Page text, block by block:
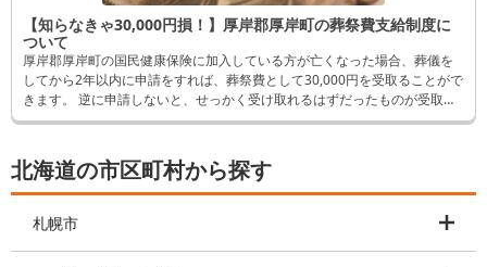
【知らなきゃ30,000円損！】厚岸郡厚岸町の葬祭費支給制度に
ついて
厚岸郡厚岸町の国民健康保険に加入している方が亡くなった場合、葬儀を
してから2年以内に申請をすれば、葬祭費として30,000円を受取ることがで
きます。 逆に申請しないと、せっかく受け取れるはずだったものが受取れ
なくなってしまいます。 そんなことにならないよう、この記事では申請方
北海道の市区町村から探す
札幌市